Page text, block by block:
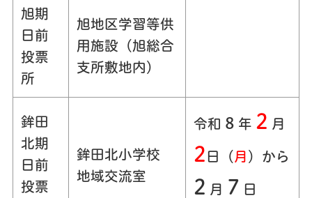
旭期
日前
投票
所
旭地区学習等供
用施設（旭総合
支所敷地内）
鉾田
北期
日前
投票
鉾田北小学校
地域交流室
令和 8 年 2 月
2 日（ 月 ） から
2 月 7 日